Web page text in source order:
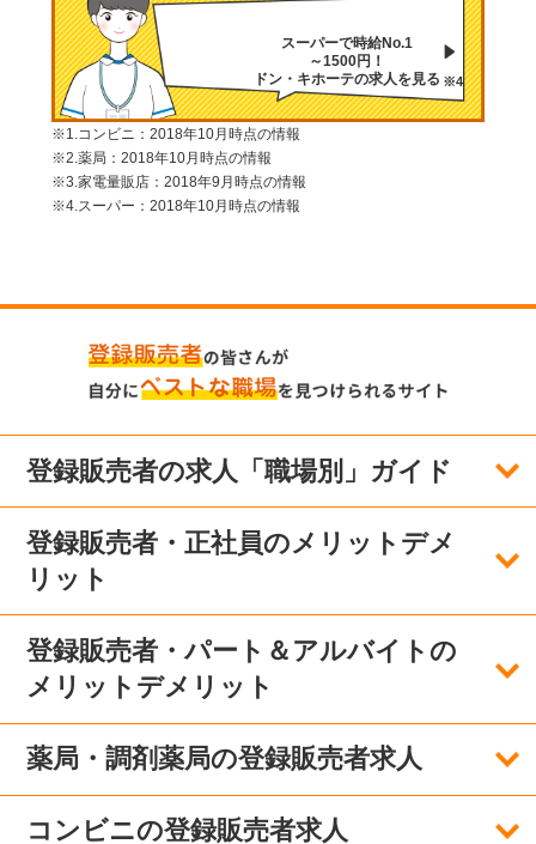
スーパーで時給No.1
～1500円！
ドン・キホーテの求人を見る ※4
※1.コンビニ：2018年10月時点の情報
※2.薬局：2018年10月時点の情報
※3.家電量販店：2018年9月時点の情報
※4.スーパー：2018年10月時点の情報
登録販売者の求人「職場別」ガイド
登録販売者・正社員のメリットデメ
リット
登録販売者・パート＆アルバイトの
メリットデメリット
薬局・調剤薬局の登録販売者求人
コンビニの登録販売者求人